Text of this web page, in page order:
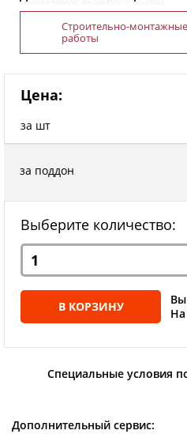
Строительно-монтажные
работы
Цена:
за шт
за поддон
Выберите количество:
В КОРЗИНУ
Специальные условия
Дополнительный сервис: